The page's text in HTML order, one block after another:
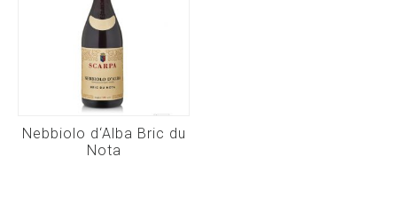
Nebbiolo d‘Alba Bric du
Nota